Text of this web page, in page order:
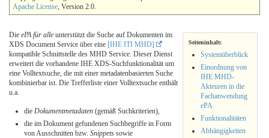
Apache License , Version 2.0.
Seiteninhalt:
Systemüberblick
Einordnung von
IHE MHD-
Akteuren in die
Fachanwendung
ePA
Funktionalitäten
Abhängigkeiten
Die ePA für alle unterstützt die Suche auf Dokumenten im
XDS Document Service über eine [IHE ITI MHD]
kompatible Schnittstelle des MHD Service. Dieser Dienst
erweitert die vorhandene IHE XDS-Suchfunktionalität um
eine Volltextsuche, die mit einer metadatenbasierten Suche
kombinierbar ist. Die Trefferliste einer Volltextsuche enthält
u.a.
die Dokumentmetadaten (gemäß Suchkriterien),
die im Dokument gefundenen Suchbegriffe in Form
von Ausschnitten bzw. Snippets sowie